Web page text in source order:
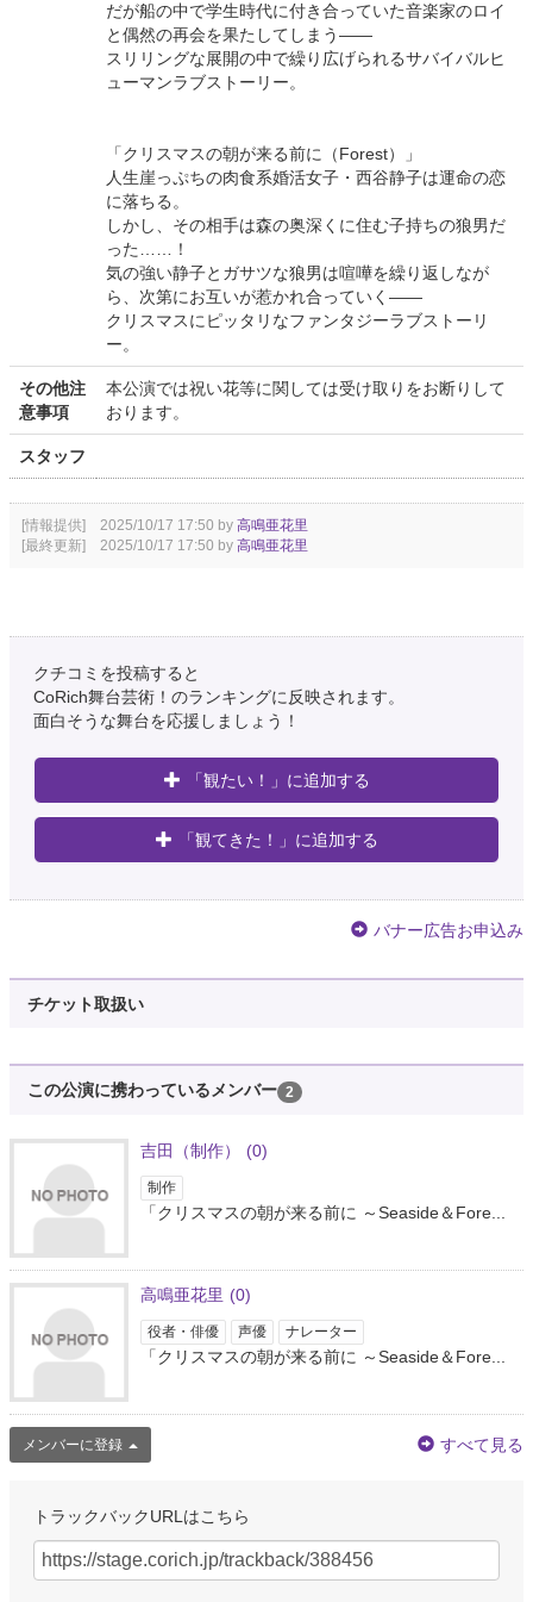
だが船の中で学生時代に付き合っていた音楽家のロイ
と偶然の再会を果たしてしまう――
スリリングな展開の中で繰り広げられるサバイバルヒ
ューマンラブストーリー。
「クリスマスの朝が来る前に（Forest）」
人生崖っぷちの肉食系婚活女子・西谷静子は運命の恋
に落ちる。
しかし、その相手は森の奥深くに住む子持ちの狼男だ
った……！
気の強い静子とガサツな狼男は喧嘩を繰り返しなが
ら、次第にお互いが惹かれ合っていく――
クリスマスにピッタリなファンタジーラブストーリ
ー。
その他注
意事項
本公演では祝い花等に関しては受け取りをお断りして
おります。
スタッフ
[情報提供] 2025/10/17 17:50 by 高鳴亜花里
[最終更新] 2025/10/17 17:50 by 高鳴亜花里
クチコミを投稿すると
CoRich舞台芸術！のランキングに反映されます。
面白そうな舞台を応援しましょう！
「観たい！」に追加する
「観てきた！」に追加する
バナー広告お申込み
チケット取扱い
この公演に携わっているメンバー 2
吉田（制作） (0)
制作
「クリスマスの朝が来る前に ～Seaside＆Fore...
高鳴亜花里 (0)
役者・俳優 声優 ナレーター
「クリスマスの朝が来る前に ～Seaside＆Fore...
メンバーに登録 すべて見る
トラックバックURLはこちら